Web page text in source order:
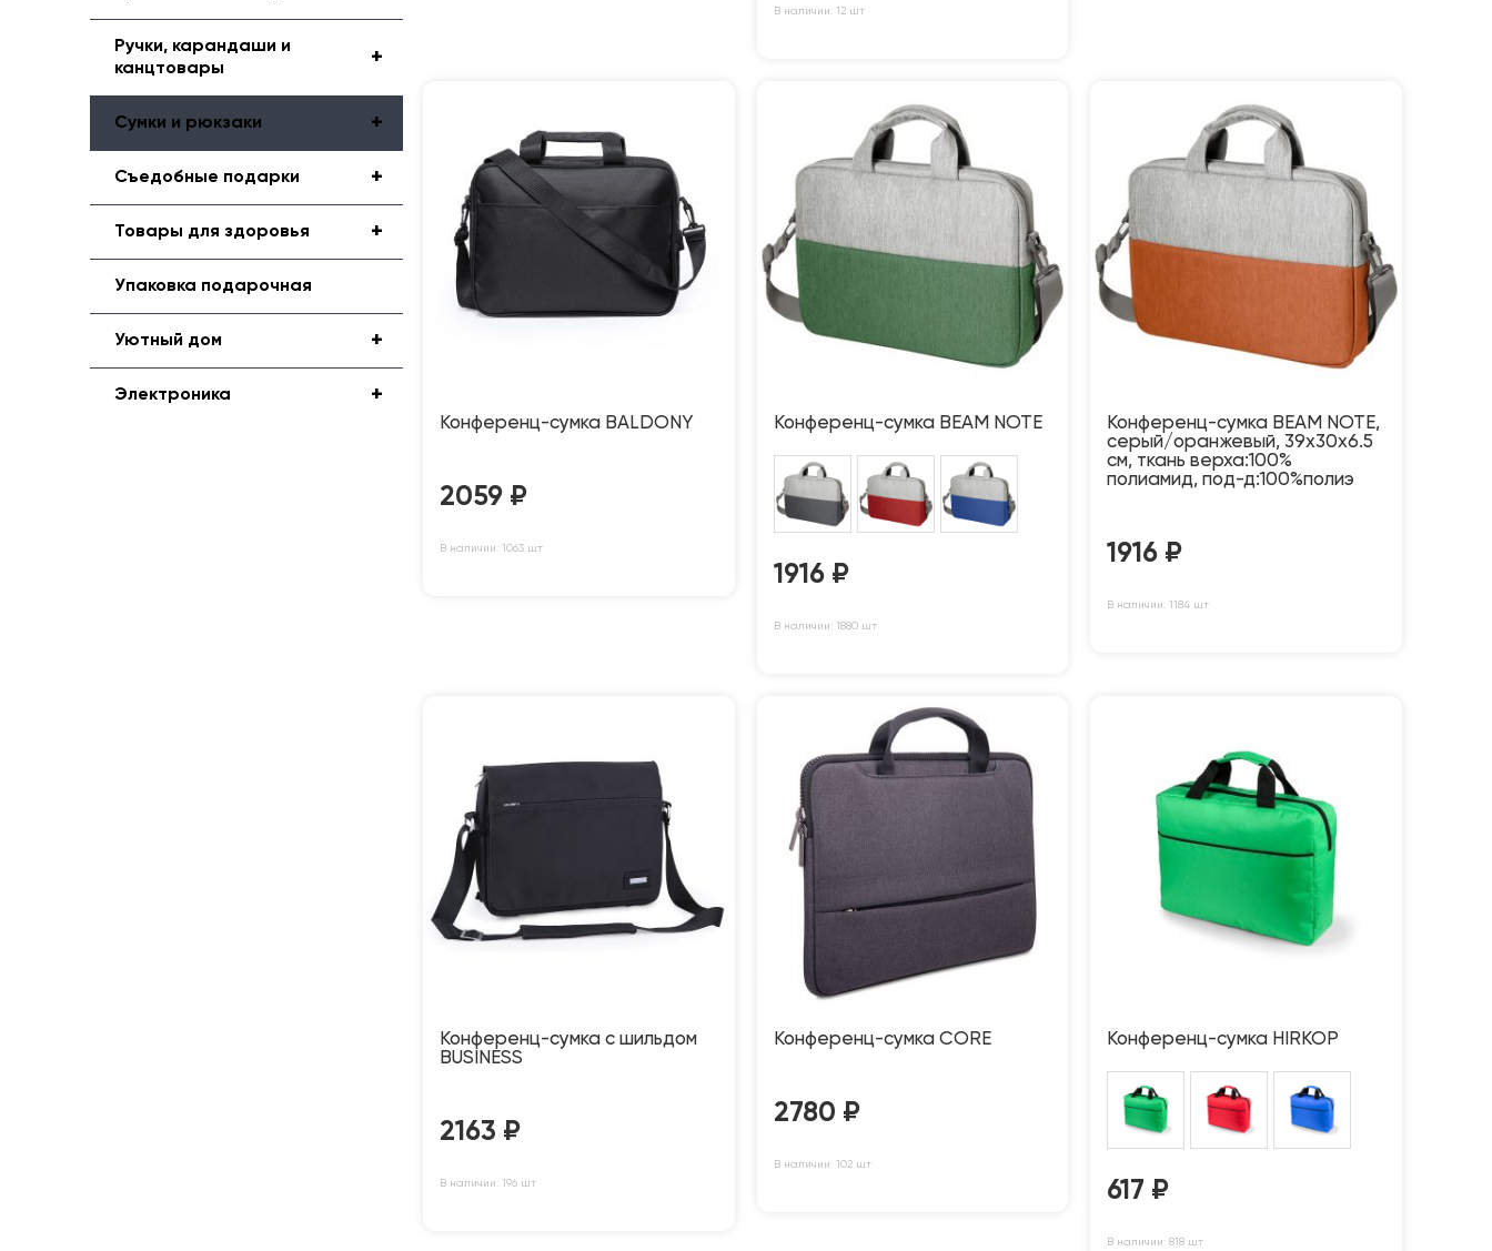
+
Ручки, карандаши и
канцтовары
+
Сумки и рюкзаки
+
Съедобные подарки
+
Товары для здоровья
Упаковка подарочная
+
Уютный дом
+
Электроника
В наличии: 12 шт
Конференц-сумка BALDONY
2059 ₽
В наличии: 1063 шт
Конференц-сумка BEAM NOTE
1916 ₽
В наличии: 1880 шт
Конференц-сумка BEAM NOTE,
серый/оранжевый, 39х30х6.5
см, ткань верха:100%
полиамид, под-д:100%полиэ
1916 ₽
В наличии: 1184 шт
Конференц-сумка c шильдом
BUSINESS
2163 ₽
В наличии: 196 шт
Конференц-сумка CORE
2780 ₽
В наличии: 102 шт
Конференц-сумка HIRKOP
617 ₽
В наличии: 818 шт